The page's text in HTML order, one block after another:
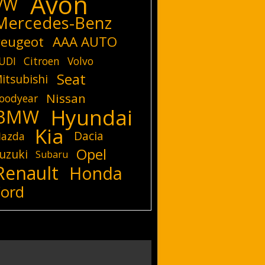
Benz
AAA AUTO
Citroen Volvo
Seat
Nissan
Hyundai
Kia
Dacia
Subaru Opel
Honda